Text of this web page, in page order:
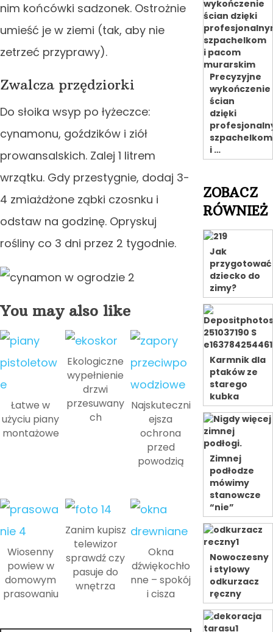
nim końcówki sadzonek. Ostrożnie
umieść je w ziemi (tak, aby nie
zetrzeć przyprawy).
Zwalcza przędziorki
Do słoika wsyp po łyżeczce:
cynamonu, goździków i ziół
prowansalskich. Zalej 1 litrem
wrzątku. Gdy przestygnie, dodaj 3-
4 zmiażdżone ząbki czosnku i
odstaw na godzinę. Opryskuj
rośliny co 3 dni przez 2 tygodnie.
You may also like
Łatwe w
użyciu piany
montażowe
Ekologiczne
wypełnienie
drzwi
przesuwany
ch
Najskuteczni
ejsza
ochrona
przed
powodzią
Wiosenny
powiew w
domowym
prasowaniu
Zanim kupisz
telewizor
sprawdź czy
pasuje do
wnętrza
Okna
dźwiękochło
nne – spokój
i cisza
Precyzyjne
wykończenie
ścian
dzięki
szpachelkom
i …
ZOBACZ
RÓWNIEŻ
Jak
przygotować
dziecko do
zimy?
Karmnik dla
ptaków ze
starego
kubka
Zimnej
podłodze
mówimy
stanowcze
“nie”
Nowoczesny
i stylowy
odkurzacz
ręczny